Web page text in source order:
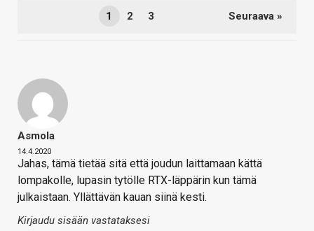
1 2 3 Seuraava »
Asmola
14.4.2020
Jahas, tämä tietää sitä että joudun laittamaan kättä
lompakolle, lupasin tytölle RTX-läppärin kun tämä
julkaistaan. Yllättävän kauan siinä kesti.
Kirjaudu sisään vastataksesi